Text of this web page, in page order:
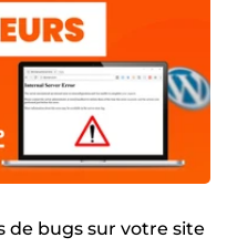
de bugs sur votre site